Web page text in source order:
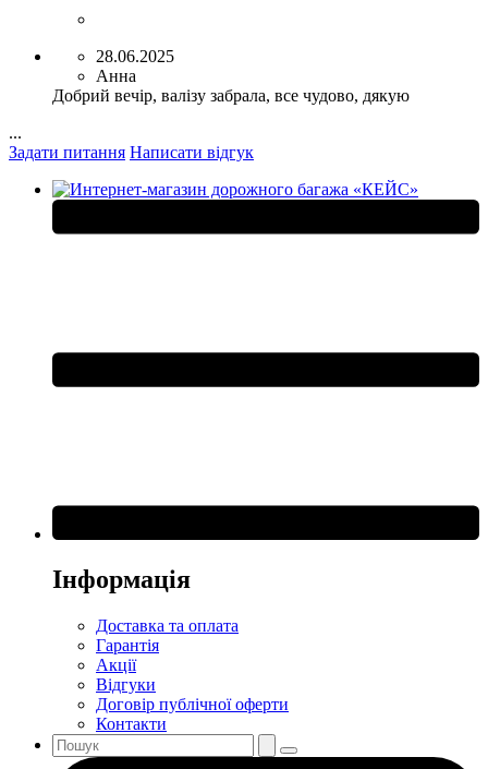
28.06.2025
Анна
Добрий вечір, валізу забрала, все чудово, дякую
...
Задати питання Написати відгук
Інформація
Доставка та оплата
Гарантія
Акції
Відгуки
Договір публічної оферти
Контакти